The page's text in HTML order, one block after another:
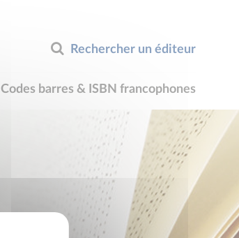
Rechercher un éditeur
Codes barres & ISBN francophones